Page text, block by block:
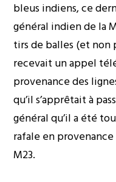
bleus indiens, ce
général indien de la
tirs de balles (et non
recevait un appel
provenance des
qu’il s’apprêtait à
général qu’il a été
rafale en
M23.